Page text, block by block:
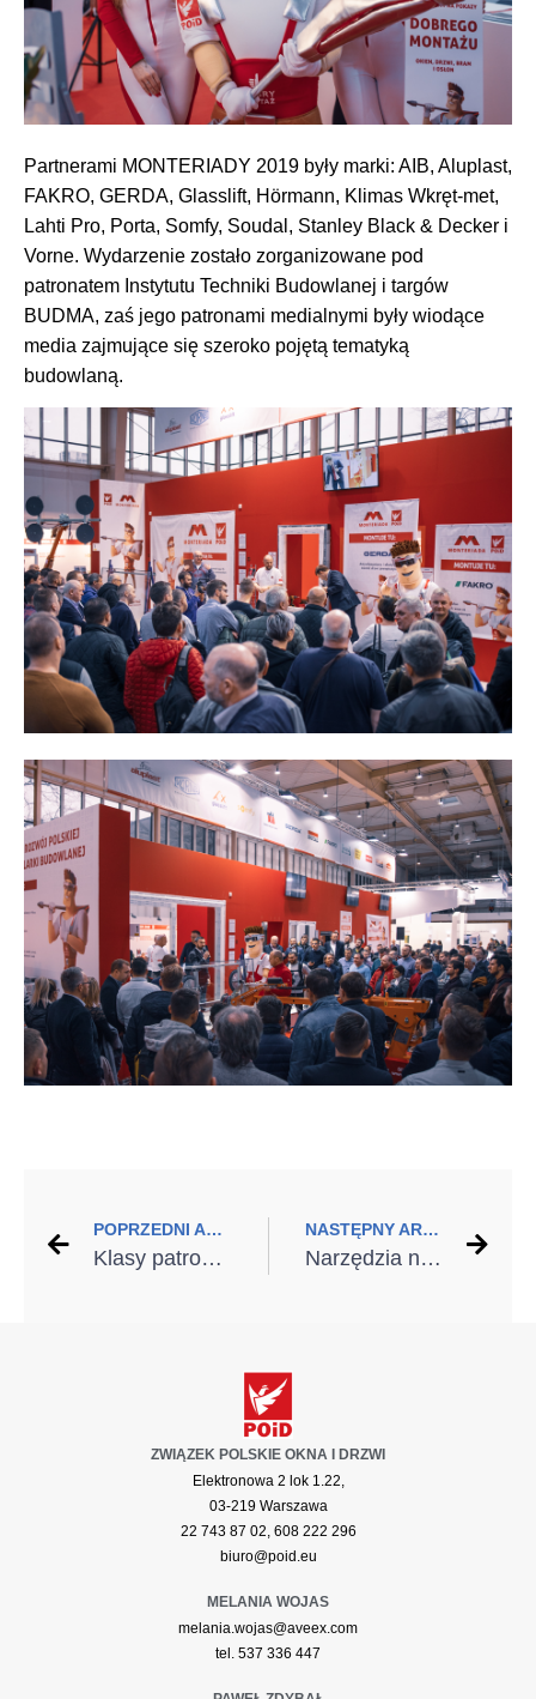
Partnerami MONTERIADY 2019 były marki: AIB, Aluplast,
FAKRO, GERDA, Glasslift, Hörmann, Klimas Wkręt-met,
Lahti Pro, Porta, Somfy, Soudal, Stanley Black & Decker i
Vorne. Wydarzenie zostało zorganizowane pod
patronatem Instytutu Techniki Budowlanej i targów
BUDMA, zaś jego patronami medialnymi były wiodące
media zajmujące się szeroko pojętą tematyką
budowlaną.
POPRZEDNI ARTYKUŁ
Klasy patronackie „DOBRY MONTAŻ” na MONTERIADZIE 2019
NASTĘPNY ARTYKUŁ
Narzędzia nowoczesnego montera – jakie rozwiązania wybrać?
ZWIĄZEK POLSKIE OKNA I DRZWI
Elektronowa 2 lok 1.22,
03-219 Warszawa
22 743 87 02, 608 222 296
biuro@poid.eu
MELANIA WOJAS
melania.wojas@aveex.com
tel. 537 336 447